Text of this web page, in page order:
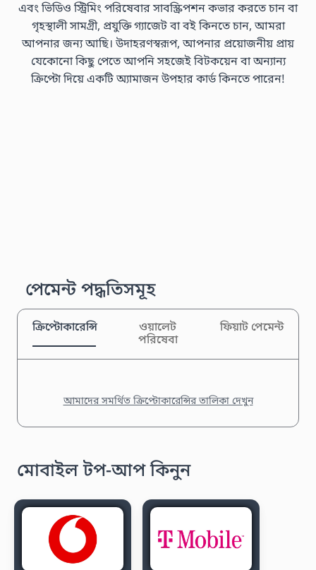
এবং ভিডিও স্ট্রিমিং পরিষেবার সাবস্ক্রিপশন কভার করতে চান বা
গৃহস্থালী সামগ্রী, প্রযুক্তি গ্যাজেট বা বই কিনতে চান, আমরা
আপনার জন্য আছি। উদাহরণস্বরূপ, আপনার প্রয়োজনীয় প্রায়
যেকোনো কিছু পেতে আপনি সহজেই বিটকয়েন বা অন্যান্য
ক্রিপ্টো দিয়ে একটি অ্যামাজন উপহার কার্ড কিনতে পারেন!
পেমেন্ট পদ্ধতিসমূহ
ক্রিপ্টোকারেন্সি
ওয়ালেট
পরিষেবা
ফিয়াট পেমেন্ট
আমাদের সমর্থিত ক্রিপ্টোকারেন্সির তালিকা দেখুন
মোবাইল টপ-আপ কিনুন